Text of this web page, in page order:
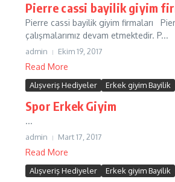
Pierre cassi bayilik giyim
Pierre cassi bayilik giyim firmaları
çalışmalarımız devam etmektedir. P...
admin Ekim 19, 2017
Read More
Alışveriş Hediyeler Erkek giyim Bayilik
Spor Erkek Giyim
...
admin Mart 17, 2017
Read More
Alışveriş Hediyeler Erkek giyim Bayilik